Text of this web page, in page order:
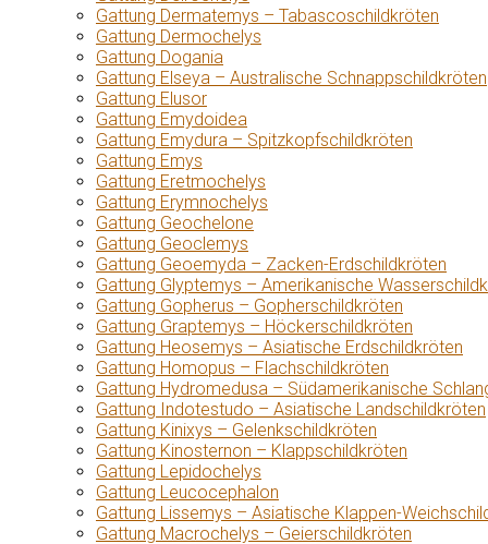
Gattung Dermatemys – Tabascoschildkröten
Gattung Dermochelys
Gattung Dogania
Gattung Elseya – Australische Schnappschildkröten
Gattung Elusor
Gattung Emydoidea
Gattung Emydura – Spitzkopfschildkröten
Gattung Emys
Gattung Eretmochelys
Gattung Erymnochelys
Gattung Geochelone
Gattung Geoclemys
Gattung Geoemyda – Zacken-Erdschildkröten
Gattung Glyptemys – Amerikanische
Gattung Gopherus – Gopherschildkröten
Gattung Graptemys – Höckerschildkröten
Gattung Heosemys – Asiatische Erdschildkröten
Gattung Homopus – Flachschildkröten
Gattung Hydromedusa – Südamerikanische
Gattung Indotestudo – Asiatische Landschildkröten
Gattung Kinixys – Gelenkschildkröten
Gattung Kinosternon – Klappschildkröten
Gattung Lepidochelys
Gattung Leucocephalon
Gattung Lissemys – Asiatische Klappen-
Gattung Macrochelys – Geierschildkröten